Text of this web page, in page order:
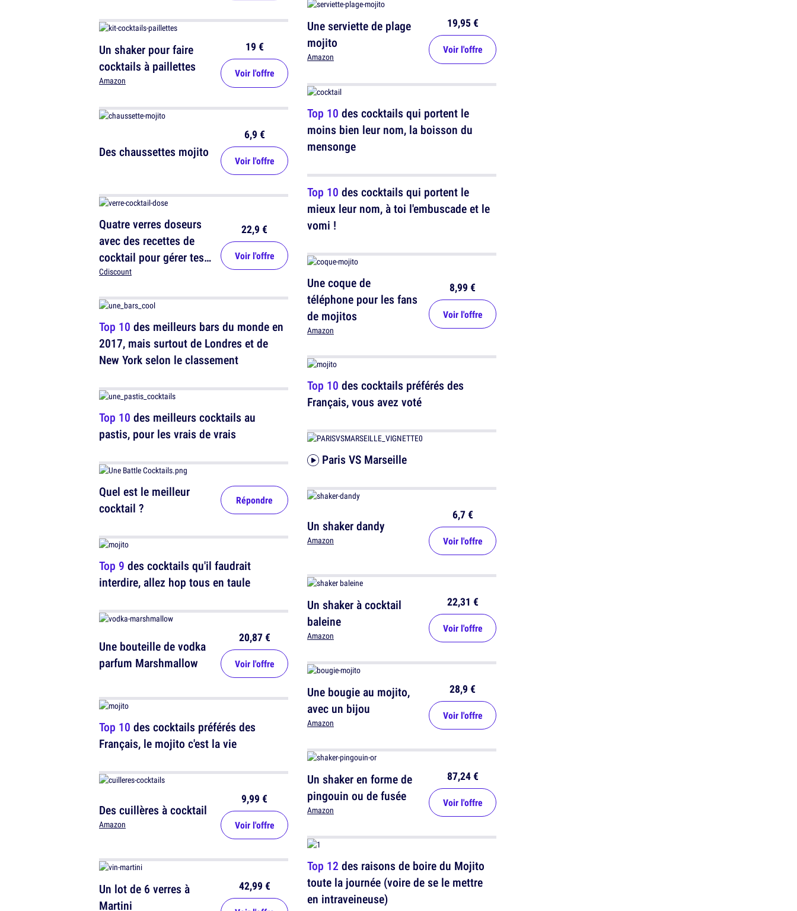
Un shaker pour faire
cocktails à paillettes
Amazon
19 €
Voir l'offre
Des chaussettes mojito
6,9 €
Voir l'offre
Quatre verres doseurs
avec des recettes de
cocktail pour gérer tes
cuites
Cdiscount
22,9 €
Voir l'offre
Top 10 des meilleurs bars du monde en
2017, mais surtout de Londres et de
New York selon le classement
Top 10 des meilleurs cocktails au
pastis, pour les vrais de vrais
Quel est le meilleur
cocktail ?
Répondre
Top 9 des cocktails qu'il faudrait
interdire, allez hop tous en taule
Une bouteille de vodka
parfum Marshmallow
20,87 €
Voir l'offre
Top 10 des cocktails préférés des
Français, le mojito c'est la vie
Des cuillères à cocktail
Amazon
9,99 €
Voir l'offre
Un lot de 6 verres à
Martini
42,99 €
Une serviette de plage
mojito
Amazon
19,95 €
Voir l'offre
Top 10 des cocktails qui portent le
moins bien leur nom, la boisson du
mensonge
Top 10 des cocktails qui portent le
mieux leur nom, à toi l'embuscade et le
vomi !
Une coque de
téléphone pour les fans
de mojitos
Amazon
8,99 €
Voir l'offre
Top 10 des cocktails préférés des
Français, vous avez voté
Paris VS Marseille
Un shaker dandy
Amazon
6,7 €
Voir l'offre
Un shaker à cocktail
baleine
Amazon
22,31 €
Voir l'offre
Une bougie au mojito,
avec un bijou
Amazon
28,9 €
Voir l'offre
Un shaker en forme de
pingouin ou de fusée
Amazon
87,24 €
Voir l'offre
Top 12 des raisons de boire du Mojito
toute la journée (voire de se le mettre
en intraveineuse)